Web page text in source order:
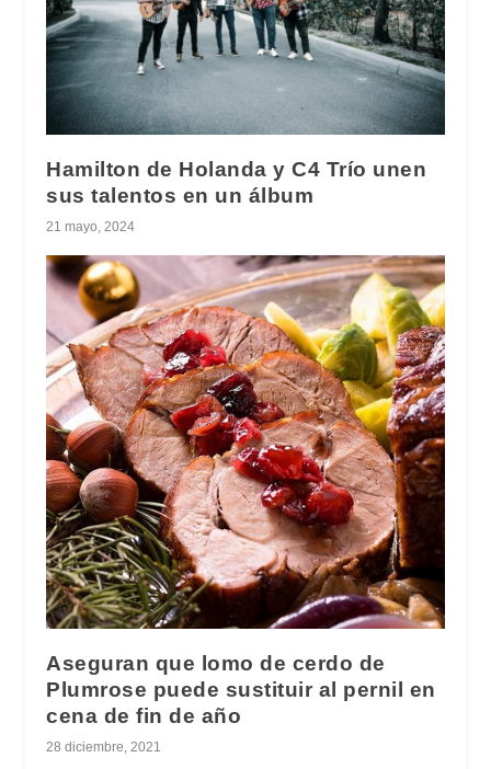
Hamilton de Holanda y C4 Trío unen
sus talentos en un álbum
21 mayo, 2024
Aseguran que lomo de cerdo de
Plumrose puede sustituir al pernil en
cena de fin de año
28 diciembre, 2021